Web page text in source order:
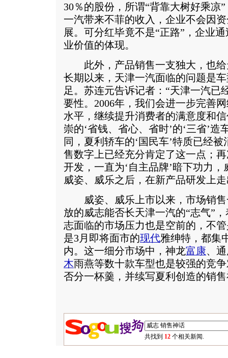
30％的股份，所谓“背靠大树好乘凉
一汽带来不菲的收入，企业不会因
展。可分红毕竟不是“正路”，企业
业价值的体现。
此外，产品销售一支独大，也给
长期以来，天津一汽面临的问题是
足。苏连元告诉记者：“天津一汽已
要性。2006年，我们会进一步完善
水平，继续提升消费者的满意度和
崇的‘省钱、省心、省时’的‘三省’
同，夏利轿车的‘国民车’特质已经
售数字上已经充分肯定了这一点；
开发，一直为‘自主品牌’暗下功力
威姿、威乐之后，在新产品研发上
威姿、威乐上市以来，市场销售
放的威志能否长天津一汽的“志气”
志面临的市场压力也是空前的，不
是3月即将面市的现代雅绅特，都集
内。这一细分市场中，神龙富康、
木雨燕等数十款车型也是较强的竞
否分一杯羹，并续写夏利创造的销
共找到 12 个相关新闻.